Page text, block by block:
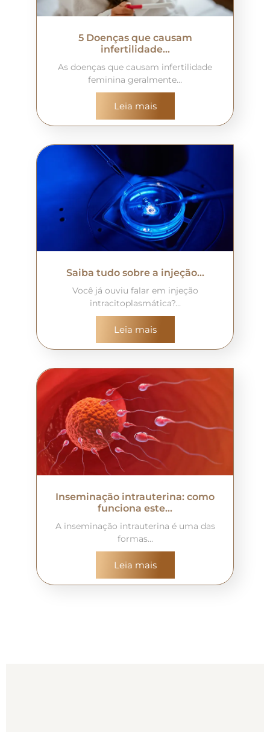
5 Doenças que causam
infertilidade…
As doenças que causam infertilidade
feminina geralmente…
Leia mais
Saiba tudo sobre a injeção…
Você já ouviu falar em injeção
intracitoplasmática?…
Leia mais
Inseminação intrauterina: como
funciona este…
A inseminação intrauterina é uma das
formas…
Leia mais